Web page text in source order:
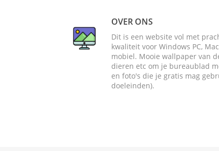
OVER ONS
Dit is een website vol met
kwaliteit voor Windows PC,
mobiel. Mooie wallpaper van
dieren etc om je bureaublad
en foto's die je gratis mag
doeleinden).